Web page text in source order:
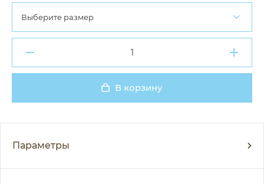
Выберите размер
В корзину
Параметры